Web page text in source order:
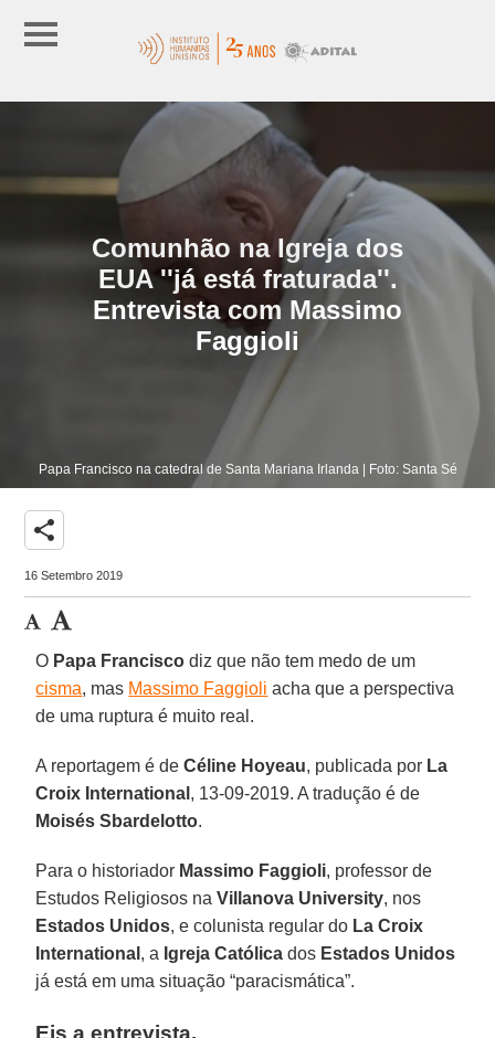
Comunhão na Igreja dos
EUA ''já está fraturada''.
Entrevista com Massimo
Faggioli
Papa Francisco na catedral de Santa Mariana Irlanda | Foto: Santa Sé
share
16 Setembro 2019
O Papa Francisco diz que não tem medo de um
cisma, mas Massimo Faggioli acha que a perspectiva
de uma ruptura é muito real.
A reportagem é deCéline Hoyeau, publicada por La
Croix International , 13-09-2019. A tradução é de
Moisés Sbardelotto.
Para o historiador Massimo Faggioli, professor de
Estudos Religiosos naVillanova University, nos
Estados Unidos, e colunista regular do La Croix
International , a Igreja Católica dos Estados Unidos
já está em uma situação “paracismática”.
Eis a entrevista.